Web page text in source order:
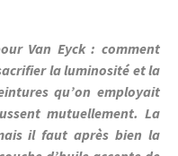
Van Eyck : comment
la luminosité et la
qu’on employait
mutuellement. La
il faut après bien la